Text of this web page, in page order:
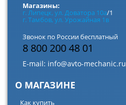
Магазины:
г. Липецк, ул. Доватора 10а/1
г. Тамбов, ул. Урожайная 1в
Звонок по России бесплатный
8 800 200 48 01
E-mail: info@avto-mechanic.ru
О МАГАЗИНЕ
Как купить